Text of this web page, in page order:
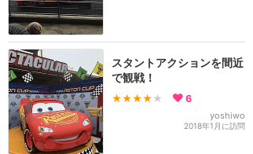
スタントアクションを間近
で観戦！
★★★★ ★ 6
yoshiwo
2018年1月に訪問